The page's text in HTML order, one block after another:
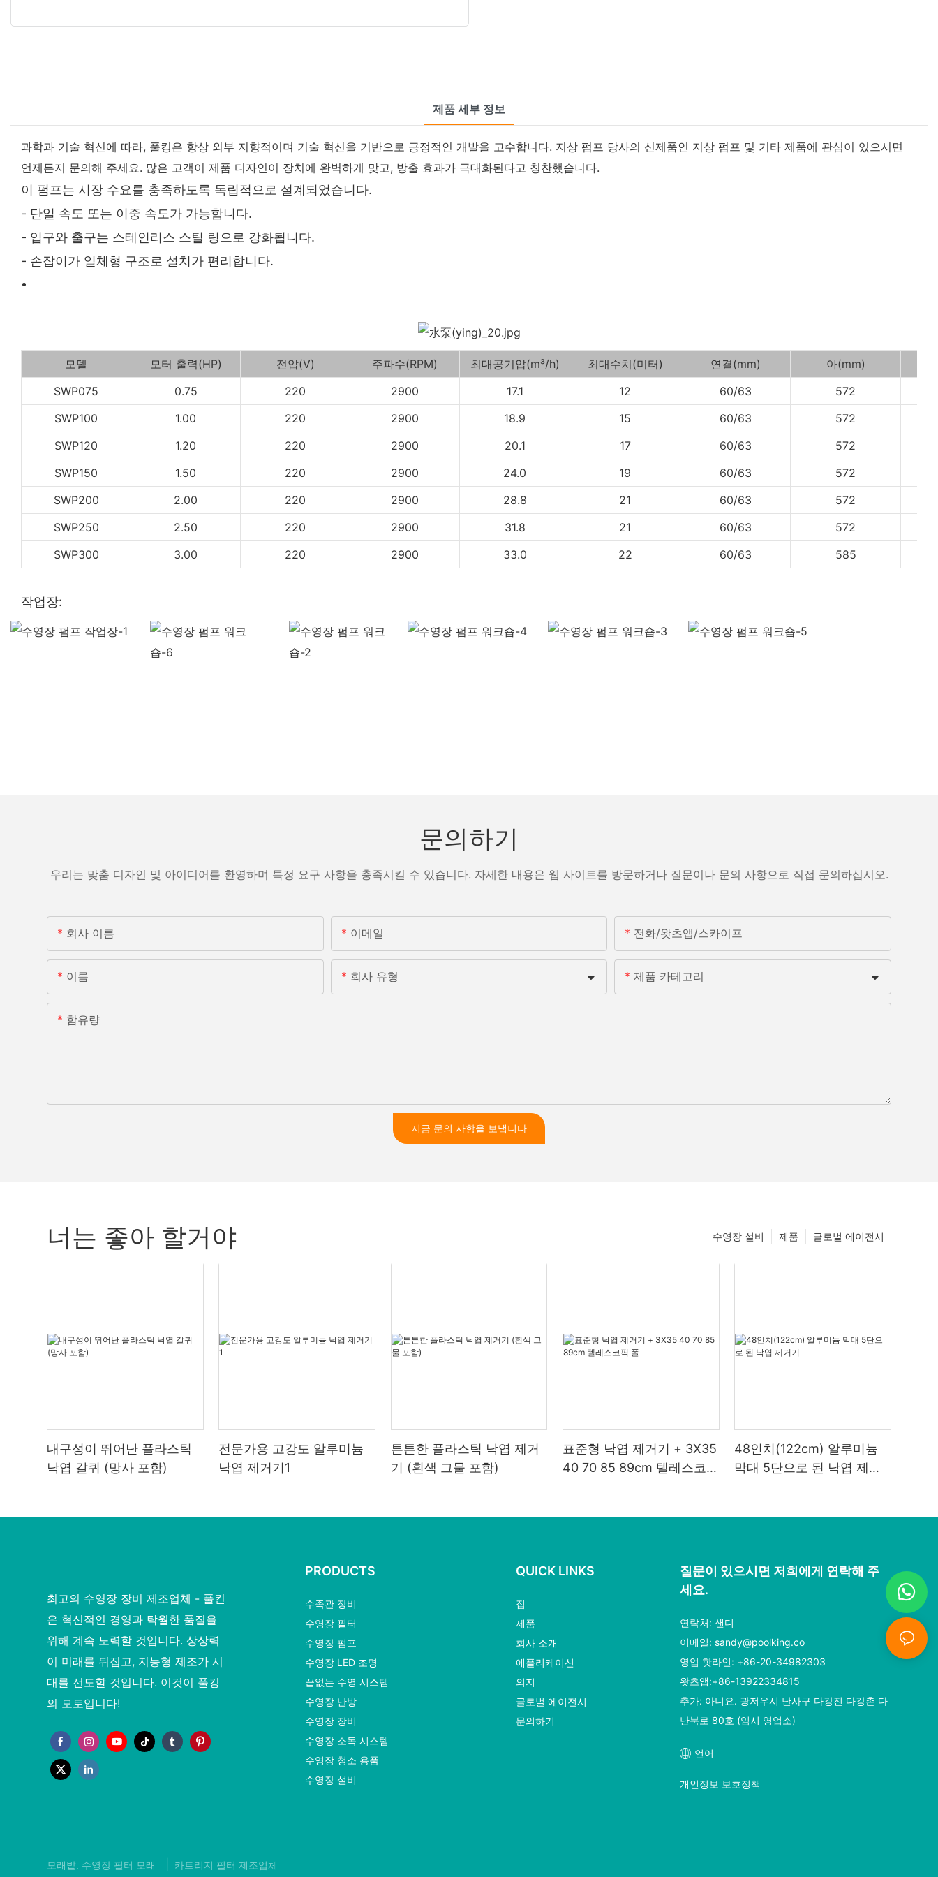
제품 세부 정보
과학과 기술 혁신에 따라, 풀킹은 항상 외부 지향적이며 기술 혁신을 기반으로 긍정적인 개발을 고수합니다. 지상 펌프 당사의 신제품인 지상 펌프 및 기타 제품에 관심이 있으시면
언제든지 문의해 주세요. 많은 고객이 제품 디자인이 장치에 완벽하게 맞고, 방출 효과가 극대화된다고 칭찬했습니다.
이 펌프는 시장 수요를 충족하도록 독립적으로 설계되었습니다.
- 단일 속도 또는 이중 속도가 가능합니다.
- 입구와 출구는 스테인리스 스틸 링으로 강화됩니다.
- 손잡이가 일체형 구조로 설치가 편리합니다.
모델 모터 출력(HP) 전압(V) 주파수(RPM) 최대공기압(m³/h) 최대수치(미터) 연결(mm) 아(mm)
SWP075
0.75 220 2900 17.1 12 60/63
572
SWP100
1.00 220 2900 18.9 15 60/63
572
SWP120
1.20 220 2900 20.1 17 60/63
572
SWP150
1.50 220 2900 24.0 19 60/63
572
SWP200
2.00 220 2900 28.8 21 60/63
572
SWP250
2.50 220 2900 31.8 21 60/63
572
SWP300
3.00 220 2900 33.0 22 60/63 585
작업장:
문의하기
우리는 맞춤 디자인 및 아이디어를 환영하며 특정 요구 사항을 충족시킬 수 있습니다. 자세한 내용은 웹 사이트를 방문하거나 질문이나 문의 사항으로 직접 문의하십시오.
회사 이름 이메일 전화/왓츠앱/스카이프
이름 회사 유형 제품 카테고리
함유량
지금 문의 사항을 보냅니다
너는 좋아 할거야 글로벌 에이전시
제품
수영장 설비
내구성이 뛰어난 플라스틱
낙엽 갈퀴 (망사 포함)
전문가용 고강도 알루미늄
낙엽 제거기1
튼튼한 플라스틱 낙엽 제거
기 (흰색 그물 포함)
표준형 낙엽 제거기 + 3X35
40 70 85 89cm 텔레스코픽
48인치(122cm) 알루미늄
막대 5단으로 된 낙엽 제거
최고의 수영장 장비 제조업체 - 풀킨
은 혁신적인 경영과 탁월한 품질을
위해 계속 노력할 것입니다. 상상력
이 미래를 뒤집고, 지능형 제조가 시
대를 선도할 것입니다. 이것이 풀킹
의 모토입니다!
PRODUCTS
수족관 장비
수영장 필터
수영장 펌프
수영장 LED 조명
끝없는 수영 시스템
수영장 난방
수영장 장비
수영장 소독 시스템
수영장 청소 용품
수영장 설비
QUICK LINKS
집
제품
회사 소개
애플리케이션
의지
글로벌 에이전시
문의하기
질문이 있으시면 저희에게 연락해 주
세요.
연락처: 샌디
이메일:sandy@poolking.co
영업 핫라인: +86-20-34982303
왓츠앱:+86-13922334815
추가: 아니요. 광저우시 난사구 다강진 다강촌 다
난북로 80호 (임시 영업소)
언어
개인정보 보호정책
모래밭: 수영장 필터 모래 카트리지 필터 제조업체